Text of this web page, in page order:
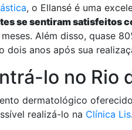
, o Ellansé é uma
se sentiram satisfeitos
Além disso, quase
dois anos após sua
lo no Rio
dermatológico
realizá-lo na Clínica Lis.